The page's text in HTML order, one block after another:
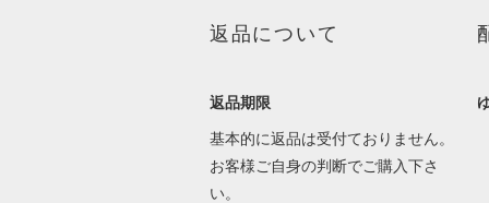
返品について
返品期限
基本的に返品は受付ておりません。
お客様ご自身の判断でご購入下さ
い。